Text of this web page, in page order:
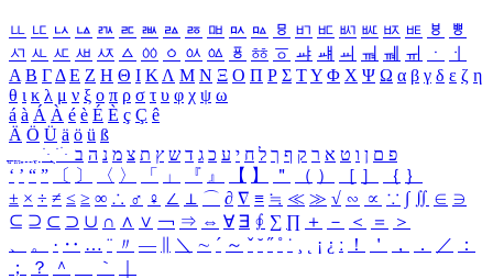
ㅥ ㅦ ㅧ ㅨ ㅩ ㅪ ㅫ ㅬ ㅭ ㅮ ㅯ ㅰ ㅱ ㅲ ㅳ ㅴ ㅵ ㅶ ㅷ ㅸ
ㅹ
ㅺ ㅻ ㅼ ㅽ ㅾ ㅿ ㆀ ㆁ ㆂ ㆃ ㆄ ㆅ ㆆ ㆇ ㆈ ㆉ ㆊ ㆋ ㆌ ㆍ
ㆎ
Α Β ΓΔ Ε Ζ Η Θ Ι ΚΛ Μ Ν Ξ Ο Π Ρ Σ ΤΥ Φ Χ Ψ Ω α β γ δ ε ζ η
θ ι κ λ μ ν ξ ο π ρ σ τ υ φ χ ψ ω
á à Á À é è É È ç Ç ê
Ä Ö Ü ä ö ü ß
ִֶֹ ֻּ ׁׂ פ ם ן ו ט א ר ק ף ך ל ח י ע כ ג ד ש ץ ת צ מ נ ה ב
‘ ’ “ ” 〔 〕 〈 〉 「 」 『 』 【 】 ＂ （ ） ［ ］ ｛ ｝
± × ÷ ≠ ≤ ≥ ∞ ∴ ♂ ♀ ∠ ⊥ ⌒ ∂ ∇ ≡ ≒ ≪ ≫ √ ∽ ∝ ∵ ∫ ∬ ∈ ∋
⊆ ⊇ ⊂ ⊃ ∪ ∩ ∧ ∨ ￢ ⇒ ⇔ ∀ ∃ ∮ ∑ ∏ ＋ － ＜ ＝
＞
、
。 · ‥ … ¨ 〃 ― ＼ ∼ ´ ～ ˇ ˘ ˝ ˚ ˙ ¸ ¡ ¿ ː ！ ＇ ， ． ／
：
；
？ ＾ ｀